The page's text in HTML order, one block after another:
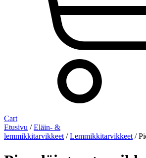
Cart
Etusivu /Eläin- &
lemmikkitarvikkeet /Lemmikkitarvikkeet /